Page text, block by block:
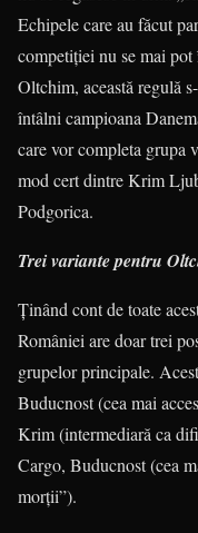
Echipele care au făcut
competiţiei nu se mai
Oltchim, această regulă
întâlni campioana
care vor completa grupa
mod cert dintre Krim
Podgorica.
Trei variante pentru
Ţinând cont de toate
României are doar trei
grupelor principale.
Buducnost (cea mai
Krim (intermediară ca
Cargo, Buducnost (cea
morţii”).